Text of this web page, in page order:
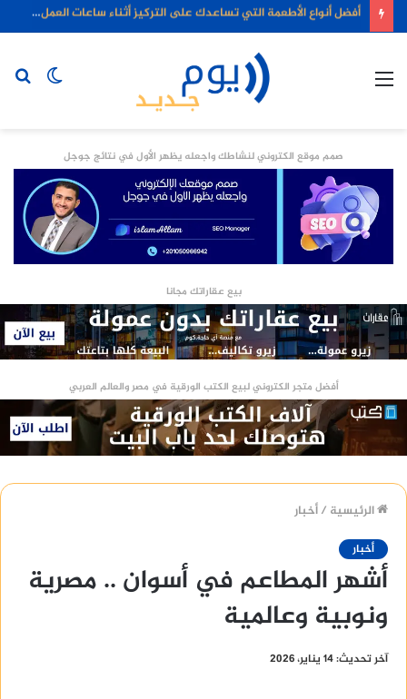
أفضل أنواع الأطعمة التي تساعدك على التركيز أثناء ساعات العمل الطويلة
الوضع
صمم موقع الكتروني لنشاطك واجعله يظهر الأول في نتائج جوجل
بيع عقاراتك مجانا
أفضل متجر الكتروني لبيع الكتب الورقية في مصر والعالم العربي
الرئيسية /أخبار
أخبار
أشهر المطاعم في أسوان .. مصرية
ونوبية وعالمية
آخر تحديث: 14 يناير، 2026